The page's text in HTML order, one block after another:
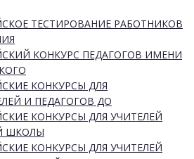
ТЕСТИРОВАНИЕ РАБОТНИКОВ
КОНКУРС ПЕДАГОГОВ ИМЕНИ
КОНКУРСЫ ДЛЯ
И ПЕДАГОГОВ ДО
КОНКУРСЫ ДЛЯ УЧИТЕЛЕЙ
ШКОЛЫ
КОНКУРСЫ ДЛЯ УЧИТЕЛЕЙ